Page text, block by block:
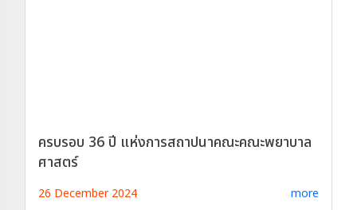
ครบรอบ 36 ปี แห่งการสถาปนาคณะคณะพยาบาล
ศาสตร์
26 December 2024 more